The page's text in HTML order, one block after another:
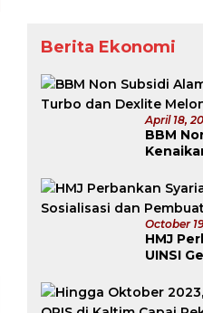
Berita Ekonomi
April 18,
BBM
Drastis
October
HMJ
UINSI